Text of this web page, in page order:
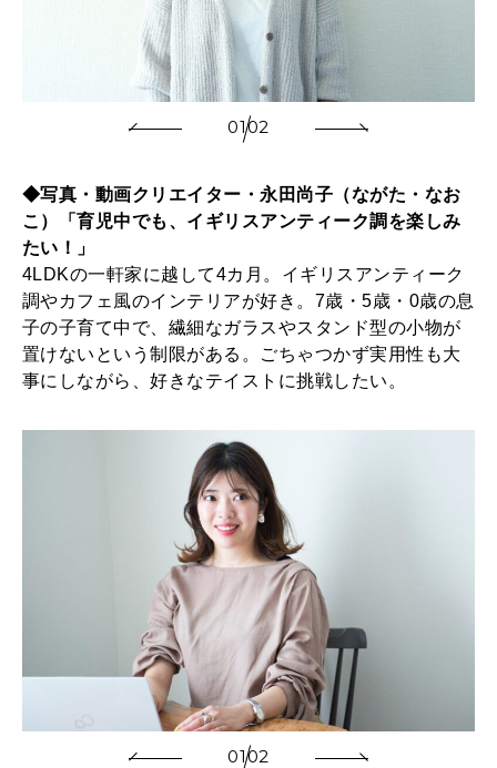
2026年3月号「スイーツ予想図 2026」
2026年2月号「良運を掴む 新・開運術。」
2026年1月号「猫がいれば、幸せ」
2025年12月号「お酒の新常識。」
0102
◆写真・動画クリエイター・永田尚子（ながた・なお
こ）「育児中でも、イギリスアンティーク調を楽しみ
たい！」
4LDKの一軒家に越して4カ月。イギリスアンティーク
調やカフェ風のインテリアが好き。7歳・5歳・0歳の息
子の子育て中で、繊細なガラスやスタンド型の小物が
置けないという制限がある。ごちゃつかず実用性も大
事にしながら、好きなテイストに挑戦したい。
0102